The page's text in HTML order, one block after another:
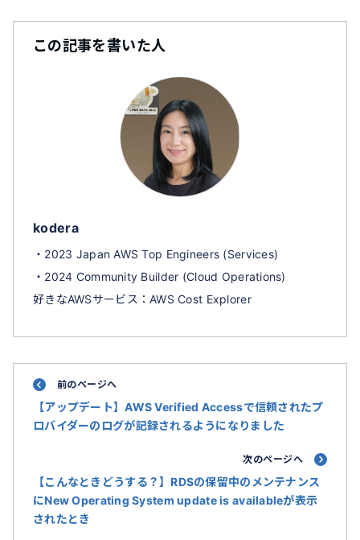
この記事を書いた人
kodera
・2023 Japan AWS Top Engineers (Services)
・2024 Community Builder (Cloud Operations)
好きなAWSサービス：AWS Cost Explorer
前のページへ
【アップデート】AWS Verified Accessで信頼されたプ
ロバイダーのログが記録されるようになりました
次のページへ
【こんなときどうする？】RDSの保留中のメンテナンス
にNew Operating System update is availableが表示
されたとき